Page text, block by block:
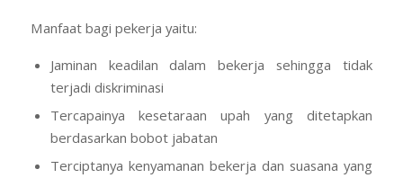
Manfaat bagi pekerja yaitu:
Jaminan keadilan dalam bekerja sehingga tidak
terjadi diskriminasi
Tercapainya kesetaraan upah yang ditetapkan
berdasarkan bobot jabatan
Terciptanya kenyamanan bekerja dan suasana yang